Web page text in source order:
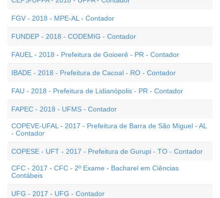
FGV - 2018 - MPE-AL - Contador
FUNDEP - 2018 - CODEMIG - Contador
FAUEL - 2018 - Prefeitura de Goioerê - PR - Contador
IBADE - 2018 - Prefeitura de Cacoal - RO - Contador
FAU - 2018 - Prefeitura de Lidianópolis - PR - Contador
FAPEC - 2018 - UFMS - Contador
COPEVE-UFAL - 2017 - Prefeitura de Barra de São Miguel - AL
- Contador
COPESE - UFT - 2017 - Prefeitura de Gurupi - TO - Contador
CFC - 2017 - CFC - 2º Exame - Bacharel em Ciências
Contábeis
UFG - 2017 - UFG - Contador